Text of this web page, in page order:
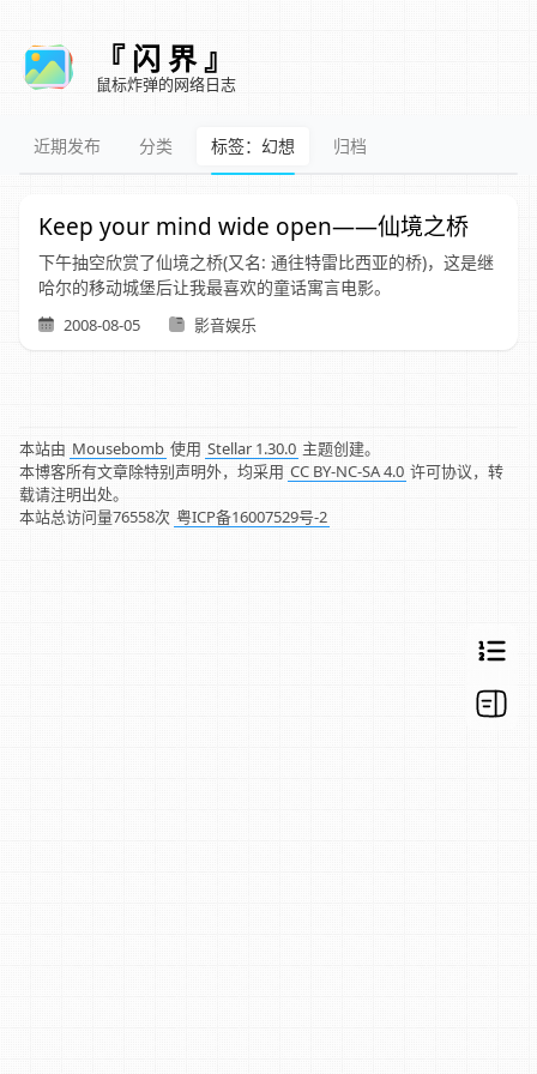
『 闪 界 』
鼠标炸弹的网络日志
近期发布 分类 标签：幻想 归档
Keep your mind wide open——仙境之桥
下午抽空欣赏了仙境之桥(又名: 通往特雷比西亚的桥)，这是继
哈尔的移动城堡后让我最喜欢的童话寓言电影。
2008-08-05 影音娱乐
本站由 Mousebomb 使用 Stellar 1.30.0 主题创建。
本博客所有文章除特别声明外，均采用 CC BY-NC-SA 4.0 许可协议，转
载请注明出处。
本站总访问量76558次 粤ICP备16007529号-2